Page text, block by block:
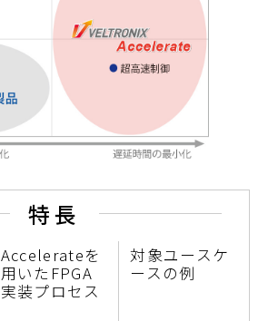
特長
Accelerateを
用いたFPGA
実装プロセス
対象ユースケ
ースの例